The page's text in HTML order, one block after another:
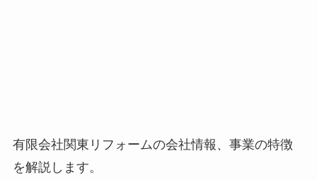
有限会社関東リフォームの会社情報、事業の特徴
を解説します。